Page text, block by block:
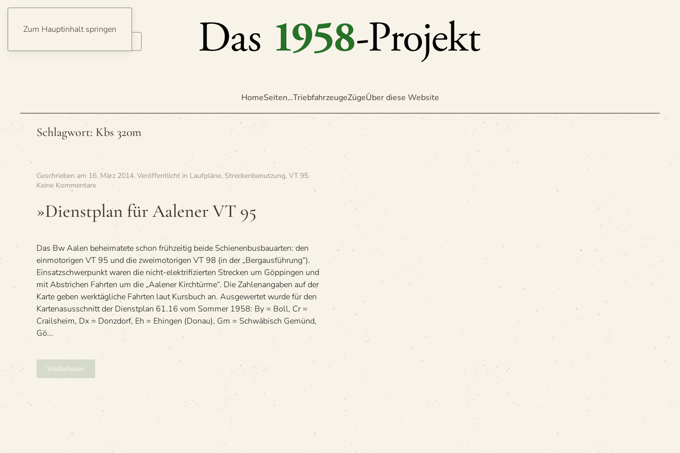
Zum Hauptinhalt springen
HomeSeiten…TriebfahrzeugeZügeÜber diese Website
Schlagwort: Kbs 320m
Geschrieben am 16. März 2014. Veröffentlicht in Laufpläne, Streckenbenutzung, VT 95.
Keine Kommentarezu
plan
für
Aale­
VT 95
»Dienst­plan für Aale­ner VT 95
Das Bw Aalen behei­ma­tete schon früh­zei­tig beide Schie­nen­bus­bau­ar­ten: den
ein­mo­to­ri­gen VT 95 und die zwei­mo­to­ri­gen VT 98 (in der „Berg­aus­füh­rung“).
Ein­satz­schwer­punkt waren die nicht-elek­tri­fi­zier­ten Stre­cken um Göp­pin­gen und
mit Abstri­chen Fahr­ten um die „Aale­ner Kirchtürme“. Die Zah­len­an­ga­ben auf der
Karte geben werk­täg­li­che Fahr­ten laut Kurs­buch an. Aus­ge­wer­tet wurde für den
Kar­ten­a­sus­schnitt der Dienst­plan 61.16 vom Som­mer 1958: By = Boll, Cr =
Crails­heim, Dx = Don­z­dorf, Eh = Ehin­gen (Donau), Gm = Schwä­bisch Gemünd,
Gö...
Weiterlesen